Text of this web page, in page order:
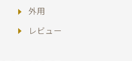
外用
レビュー